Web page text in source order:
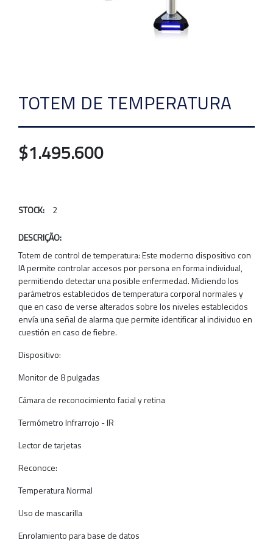
TOTEM DE TEMPERATURA
$1.495.600
STOCK: 2
DESCRIÇÃO:
Totem de control de temperatura: Este moderno dispositivo con
IA permite controlar accesos por persona en forma individual,
permitiendo detectar una posible enfermedad. Midiendo los
parámetros establecidos de temperatura corporal normales y
que en caso de verse alterados sobre los niveles establecidos
envía una señal de alarma que permite identificar al individuo en
cuestión en caso de fiebre.
Dispositivo:
Monitor de 8 pulgadas
Cámara de reconocimiento facial y retina
Termómetro Infrarrojo - IR
Lector de tarjetas
Reconoce:
Temperatura Normal
Uso de mascarilla
Enrolamiento para base de datos